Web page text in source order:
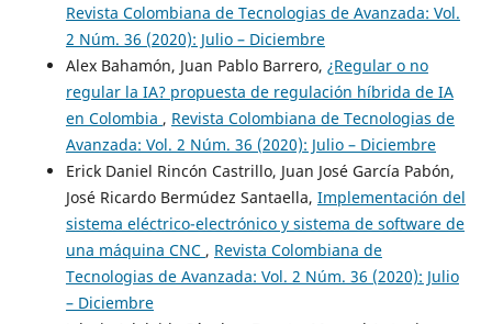
Revista Colombiana de Tecnologias de Avanzada: Vol.
2 Núm. 36 (2020): Julio – Diciembre
Alex Bahamón, Juan Pablo Barrero, ¿Regular o no
regular la IA? propuesta de regulación híbrida de IA
en Colombia , Revista Colombiana de Tecnologias de
Avanzada: Vol. 2 Núm. 36 (2020): Julio – Diciembre
Erick Daniel Rincón Castrillo, Juan José García Pabón,
José Ricardo Bermúdez Santaella, Implementación del
sistema eléctrico-electrónico y sistema de software de
una máquina CNC , Revista Colombiana de
Tecnologias de Avanzada: Vol. 2 Núm. 36 (2020): Julio
– Diciembre